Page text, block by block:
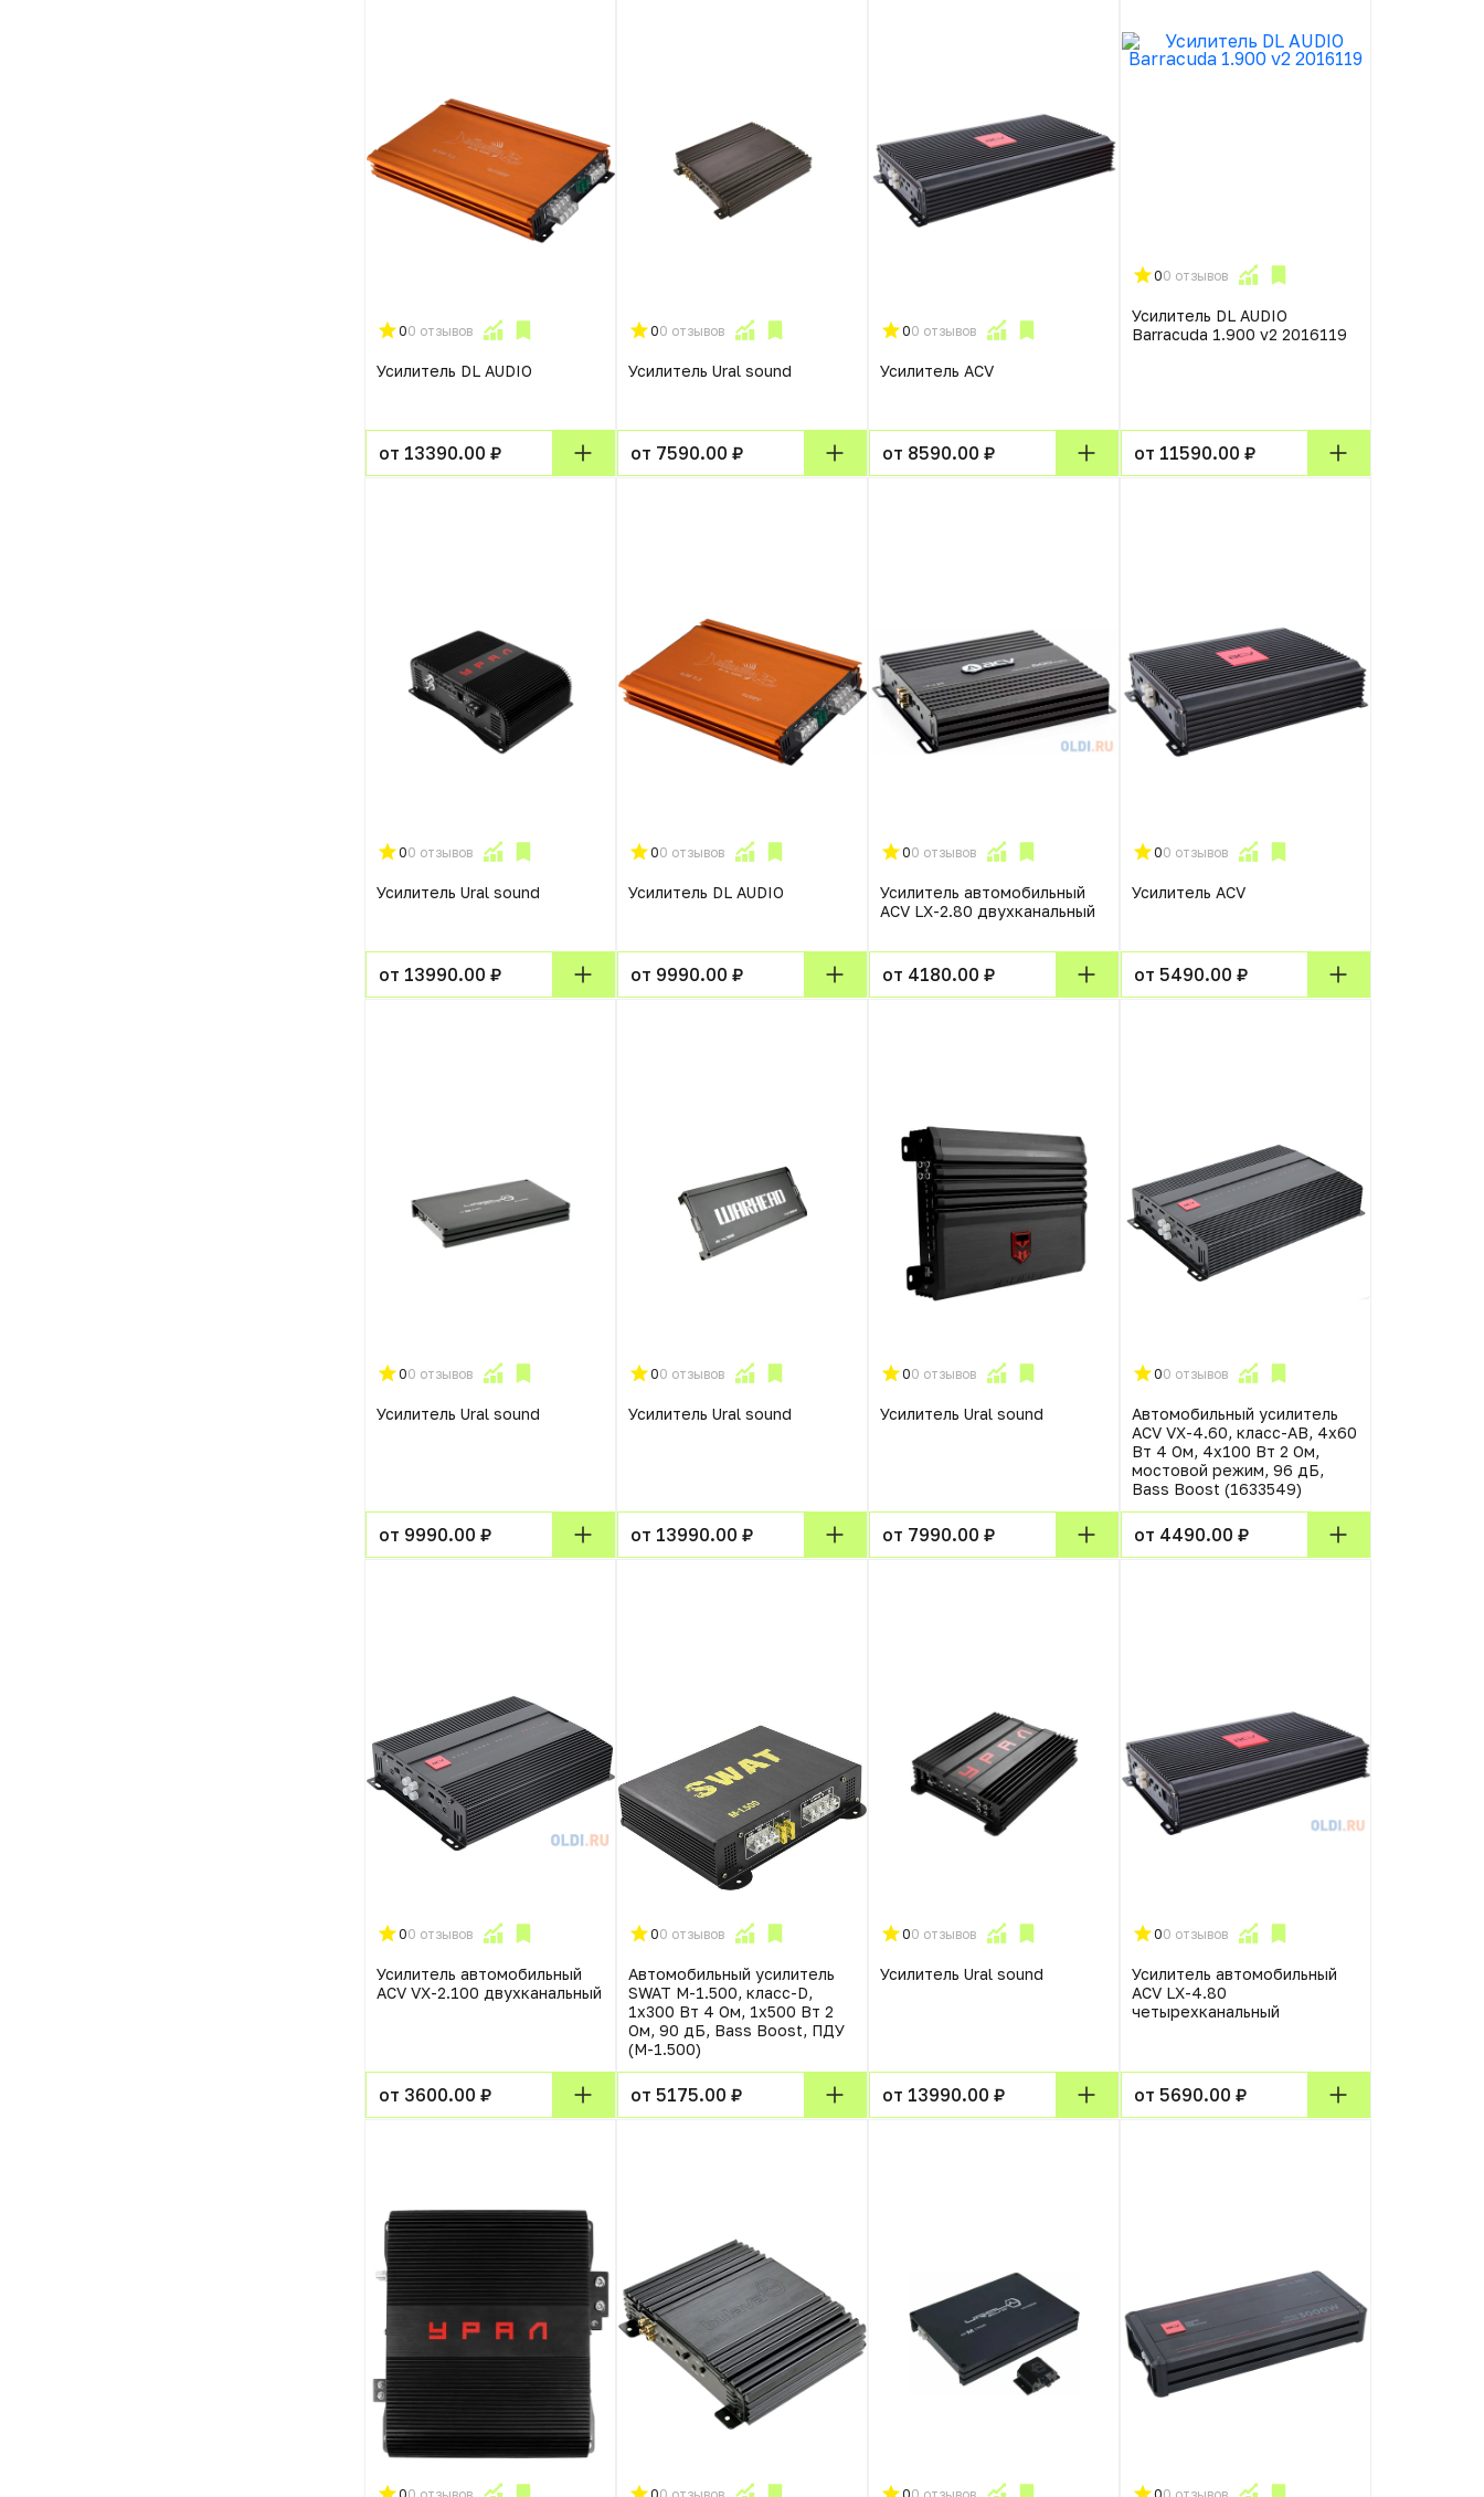
00 отзывов
Усилитель DL AUDIO
от 13390.00 ₽
00 отзывов
Усилитель Ural sound
от 7590.00 ₽
00 отзывов
Усилитель ACV
от 8590.00 ₽
00 отзывов
Усилитель DL AUDIO
Barracuda 1.900 v2 2016119
от 11590.00 ₽
00 отзывов
Усилитель Ural sound
от 13990.00 ₽
00 отзывов
Усилитель DL AUDIO
от 9990.00 ₽
00 отзывов
Усилитель автомобильный
ACV LX-2.80 двухканальный
от 4180.00 ₽
00 отзывов
Усилитель ACV
от 5490.00 ₽
00 отзывов
Усилитель Ural sound
от 9990.00 ₽
00 отзывов
Усилитель Ural sound
от 13990.00 ₽
00 отзывов
Усилитель Ural sound
от 7990.00 ₽
00 отзывов
Автомобильный усилитель
ACV VX-4.60, класс-AB, 4x60
Вт 4 Ом, 4x100 Вт 2 Ом,
мостовой режим, 96 дБ,
Bass Boost (1633549)
от 4490.00 ₽
00 отзывов
Усилитель автомобильный
ACV VX-2.100 двухканальный
от 3600.00 ₽
00 отзывов
Автомобильный усилитель
SWAT M-1.500, класс-D,
1x300 Вт 4 Ом, 1x500 Вт 2
Ом, 90 дБ, Bass Boost, ПДУ
(M-1.500)
от 5175.00 ₽
00 отзывов
Усилитель Ural sound
от 13990.00 ₽
00 отзывов
Усилитель автомобильный
ACV LX-4.80
четырехканальный
от 5690.00 ₽
00 отзывов 00 отзывов 00 отзывов 00 отзывов